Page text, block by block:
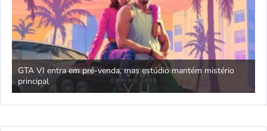
GTA VI entra em pré-venda, mas estúdio mantém mistério
principal